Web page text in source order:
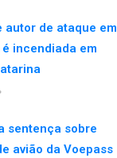
autor de ataque em
incendiada em
sentença sobre
avião da Voepass